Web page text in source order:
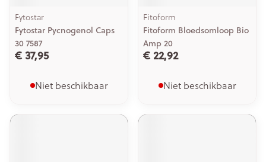
Fytostar
Fytostar Pycnogenol Caps
30 7587
€ 37,95
Niet beschikbaar
Fitoform
Fitoform Bloedsomloop Bio
Amp 20
€ 22,92
Niet beschikbaar